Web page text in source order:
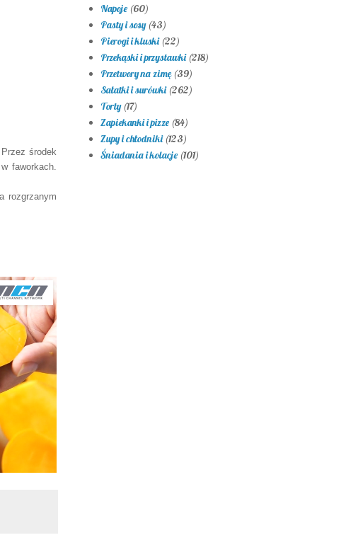
środek
faworkach.
rozgrzanym
Napoje (60)
Pasty i sosy (43)
Pierogi i kluski (22)
Przekąski i przystawki (218)
Przetwory na zimę (39)
Sałatki i surówki (262)
Torty (17)
Zapiekanki i pizze (84)
Zupy i chłodniki (123)
Śniadania i kolacje (101)